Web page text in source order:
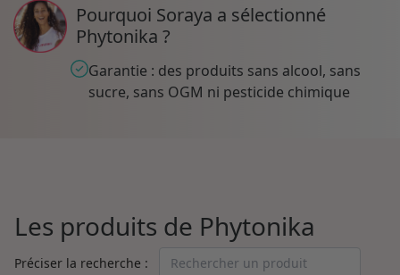
Pourquoi Soraya a sélectionné
Phytonika ?
Garantie : des produits sans alcool, sans
sucre, sans OGM ni pesticide chimique
Les produits de Phytonika
Préciser la recherche :